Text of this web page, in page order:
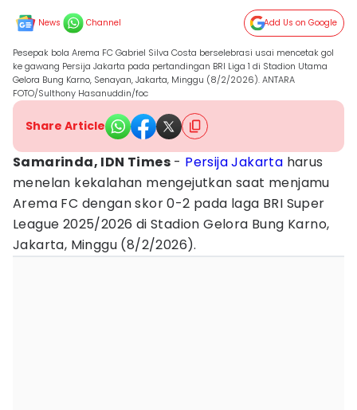
News Channel Add Us on Google
Pesepak bola Arema FC Gabriel Silva Costa berselebrasi usai mencetak gol
ke gawang Persija Jakarta pada pertandingan BRI Liga 1 di Stadion Utama
Gelora Bung Karno, Senayan, Jakarta, Minggu (8/2/2026). ANTARA
FOTO/Sulthony Hasanuddin/foc
Share Article
Samarinda, IDN Times - Persija Jakarta harus
menelan kekalahan mengejutkan saat menjamu
Arema FC dengan skor 0-2 pada laga BRI Super
League 2025/2026 di Stadion Gelora Bung Karno,
Jakarta, Minggu (8/2/2026).